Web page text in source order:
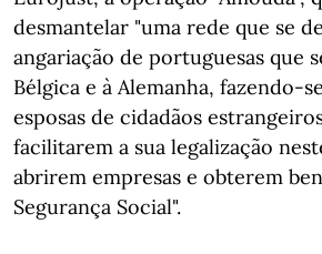
desmantelar "uma rede que se
angariação de portuguesas que
Bélgica e à Alemanha, fazendo-
esposas de cidadãos
facilitarem a sua legalização
abrirem empresas e obterem
Segurança Social".